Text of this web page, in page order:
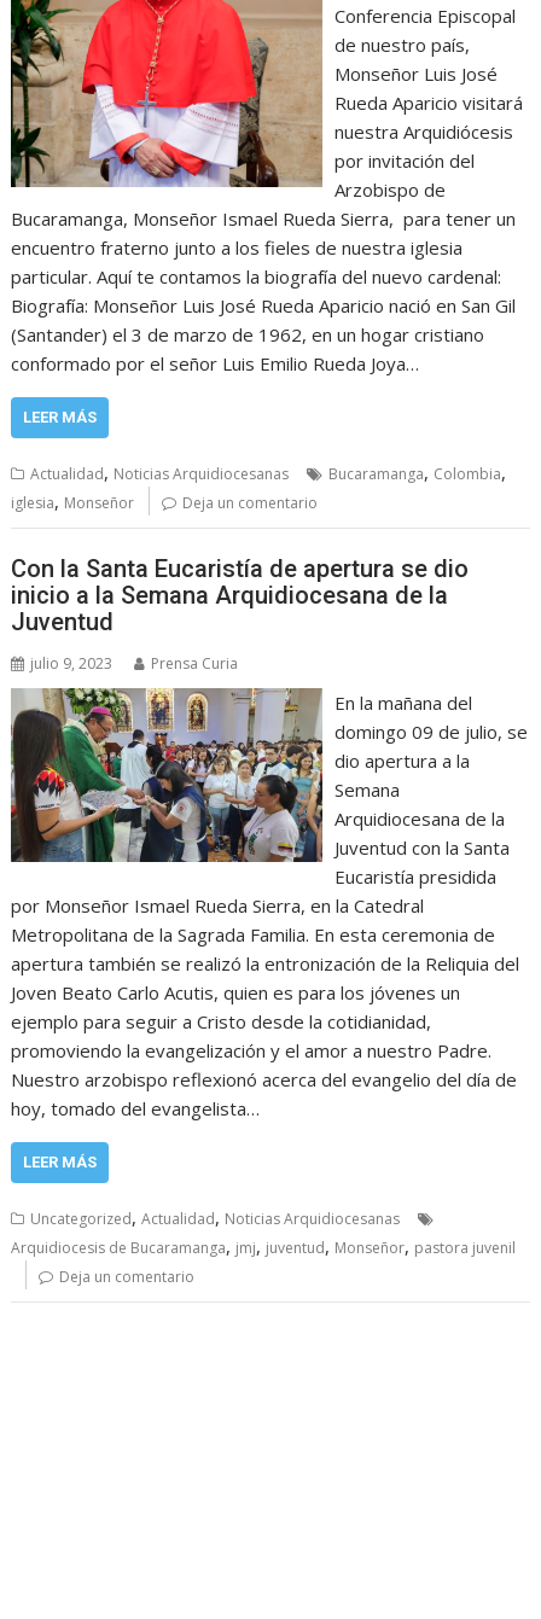
Conferencia Episcopal
de nuestro país,
Monseñor Luis José
Rueda Aparicio visitará
nuestra Arquidiócesis
por invitación del
Arzobispo de
Bucaramanga, Monseñor Ismael Rueda Sierra, para tener un
encuentro fraterno junto a los fieles de nuestra iglesia
particular. Aquí te contamos la biografía del nuevo cardenal:
Biografía: Monseñor Luis José Rueda Aparicio nació en San Gil
(Santander) el 3 de marzo de 1962, en un hogar cristiano
conformado por el señor Luis Emilio Rueda Joya…
LEER MÁS
Actualidad, Noticias Arquidiocesanas Bucaramanga, Colombia,
iglesia, Monseñor Deja un comentario
Con la Santa Eucaristía de apertura se dio
inicio a la Semana Arquidiocesana de la
Juventud
julio 9, 2023 Prensa Curia
En la mañana del
domingo 09 de julio, se
dio apertura a la
Semana
Arquidiocesana de la
Juventud con la Santa
Eucaristía presidida
por Monseñor Ismael Rueda Sierra, en la Catedral
Metropolitana de la Sagrada Familia. En esta ceremonia de
apertura también se realizó la entronización de la Reliquia del
Joven Beato Carlo Acutis, quien es para los jóvenes un
ejemplo para seguir a Cristo desde la cotidianidad,
promoviendo la evangelización y el amor a nuestro Padre.
Nuestro arzobispo reflexionó acerca del evangelio del día de
hoy, tomado del evangelista…
LEER MÁS
Uncategorized,Actualidad, Noticias Arquidiocesanas
Arquidiocesis de Bucaramanga, jmj, juventud, Monseñor, pastora juvenil
Deja un comentario